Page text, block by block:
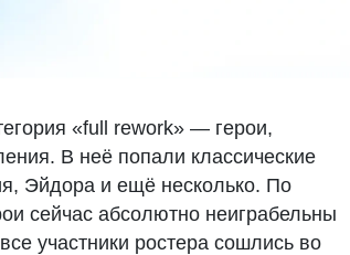
«full rework» — герои,
В неё попали классические
Эйдора и ещё несколько. По
сейчас абсолютно неиграбельны
участники ростера сошлись во